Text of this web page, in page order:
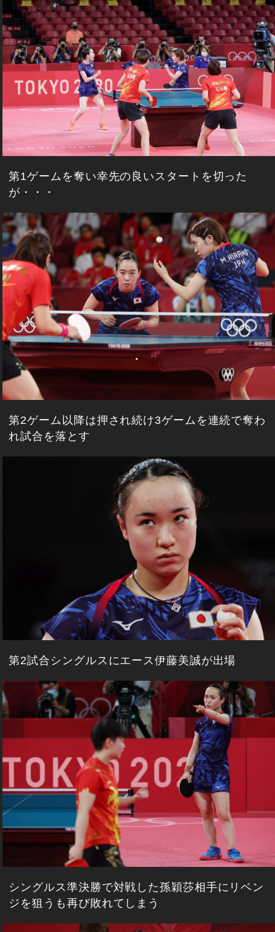
第1ゲームを奪い幸先の良いスタートを切った
が・・・
第2ゲーム以降は押され続け3ゲームを連続で奪わ
れ試合を落とす
第2試合シングルスにエース伊藤美誠が出場
シングルス準決勝で対戦した孫穎莎相手にリベン
ジを狙うも再び敗れてしまう